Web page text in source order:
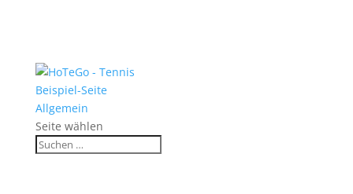
Beispiel-Seite
Allgemein
Seite wählen